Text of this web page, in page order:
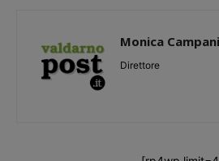
Monica Campani
Direttore